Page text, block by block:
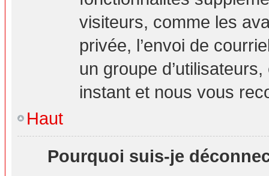
visiteurs, comme les
privée, l’envoi de
un groupe
instant et nous vous
Haut
Pourquoi suis-je